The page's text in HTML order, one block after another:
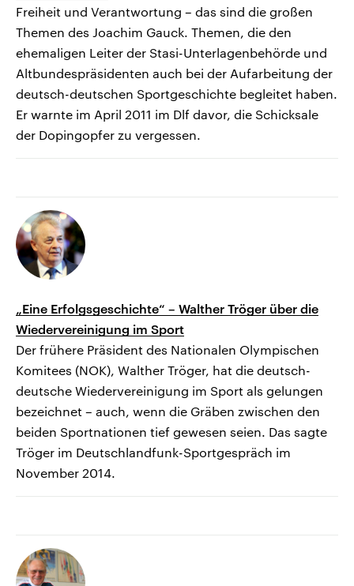
Freiheit und Verantwortung – das sind die großen
Themen des Joachim Gauck. Themen, die den
ehemaligen Leiter der Stasi-Unterlagenbehörde und
Altbundespräsidenten auch bei der Aufarbeitung der
deutsch-deutschen Sportgeschichte begleitet haben.
Er warnte im April 2011 im Dlf davor, die Schicksale
der Dopingopfer zu vergessen.
„Eine Erfolgsgeschichte“ – Walther Tröger über die
Wiedervereinigung im Sport
Der frühere Präsident des Nationalen Olympischen
Komitees (NOK), Walther Tröger, hat die deutsch-
deutsche Wiedervereinigung im Sport als gelungen
bezeichnet – auch, wenn die Gräben zwischen den
beiden Sportnationen tief gewesen seien. Das sagte
Tröger im Deutschlandfunk-Sportgespräch im
November 2014.